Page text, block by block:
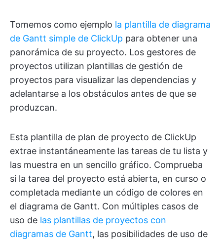
Tomemos como ejemplo la plantilla de diagrama
de Gantt simple de ClickUp para obtener una
panorámica de su proyecto. Los gestores de
proyectos utilizan plantillas de gestión de
proyectos para visualizar las dependencias y
adelantarse a los obstáculos antes de que se
produzcan.
Esta plantilla de plan de proyecto de ClickUp
extrae instantáneamente las tareas de tu lista y
las muestra en un sencillo gráfico. Comprueba
si la tarea del proyecto está abierta, en curso o
completada mediante un código de colores en
el diagrama de Gantt. Con múltiples casos de
uso de las plantillas de proyectos con
diagramas de Gantt, las posibilidades de uso de